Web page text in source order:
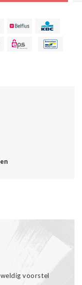
voorstel